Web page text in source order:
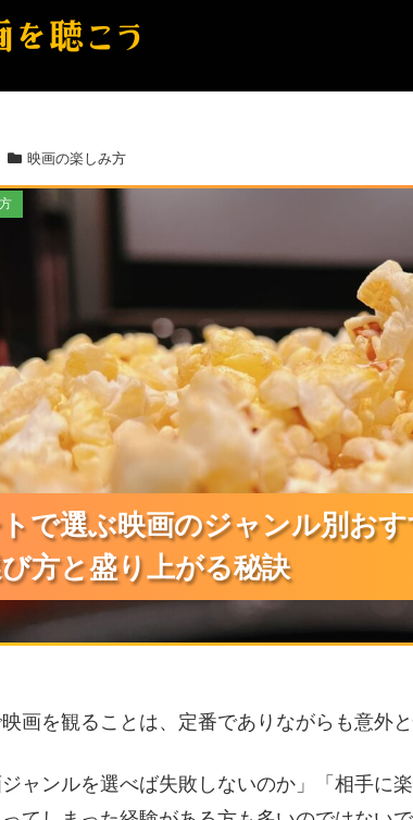
映画の楽しみ方
ートで選ぶ映画のジャンル別おすすめと注意点｜
で選ぶ映画のジャンル別お
方と盛り上がる秘訣
で選ぶ映画のジャンル別お
方と盛り上がる秘訣
で選ぶ映画のジャンル別お
方と盛り上がる秘訣
画を観ることは、定番でありながらも意外と
ジャンルを選べば失敗しないのか」「相手に